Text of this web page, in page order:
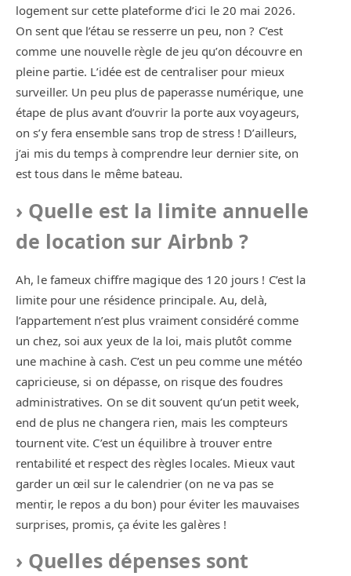
logement sur cette plateforme d’ici le 20 mai 2026.
On sent que l’étau se resserre un peu, non ? C’est
comme une nouvelle règle de jeu qu’on découvre en
pleine partie. L’idée est de centraliser pour mieux
surveiller. Un peu plus de paperasse numérique, une
étape de plus avant d’ouvrir la porte aux voyageurs,
on s’y fera ensemble sans trop de stress ! D’ailleurs,
j’ai mis du temps à comprendre leur dernier site, on
est tous dans le même bateau.
Quelle est la limite annuelle
de location sur Airbnb ?
Ah, le fameux chiffre magique des 120 jours ! C’est la
limite pour une résidence principale. Au, delà,
l’appartement n’est plus vraiment considéré comme
un chez, soi aux yeux de la loi, mais plutôt comme
une machine à cash. C’est un peu comme une météo
capricieuse, si on dépasse, on risque des foudres
administratives. On se dit souvent qu’un petit week,
end de plus ne changera rien, mais les compteurs
tournent vite. C’est un équilibre à trouver entre
rentabilité et respect des règles locales. Mieux vaut
garder un œil sur le calendrier (on ne va pas se
mentir, le repos a du bon) pour éviter les mauvaises
surprises, promis, ça évite les galères !
Quelles dépenses sont